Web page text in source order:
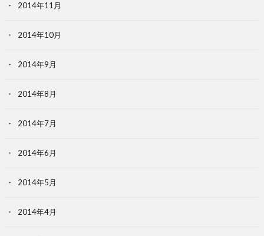
2014年11月
2014年10月
2014年9月
2014年8月
2014年7月
2014年6月
2014年5月
2014年4月